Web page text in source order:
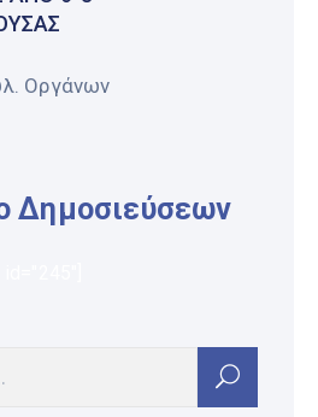
Οργάνων
Δημοσιεύσεων